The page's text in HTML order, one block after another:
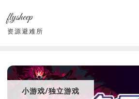
content
flysheep
资源避难所
小游戏/独立游戏